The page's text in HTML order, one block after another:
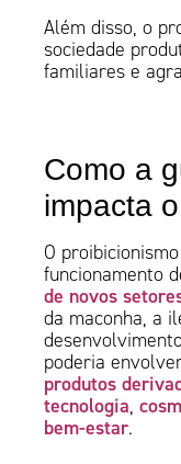
Além disso, o
sociedade
familiares e
Como a
impacta
O
funcionamento
de novos
da maconha, a
poderia
produtos
tecnologia,
bem-estar.